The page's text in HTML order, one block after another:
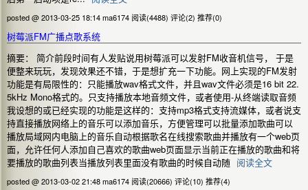
posted @ 2013-03-25 18:14 ma6174 阅读(4488) 评论(2) 推荐(0)
树莓派FM广播点歌系统
摘要： 简介前段时间有人发贴说用树莓派可以发射FM收音机信号， 于是
便整来玩玩，发现效果还不错，于是想扩充一下功能。网上实现的FM发射
功能是有局限性的：只能播放wav格式文件，并且wav文件必须是16 bit 22.
5kHz Mono格式的。只支持播放本地音频文件，或者使用-从终端读取音频
我设想的或已经实现的功能是这样的：支持mp3格式支持流媒体，或者说支
持直接播放网络上的音乐可以添加音乐，方便管理可以批量添加歌曲可以
播放局域网内电脑上的音乐自动根据歌名在线搜索歌曲并播放有一个web页
面，允许任何人添加自己喜欢的歌曲web页面显示当前正在播放的歌曲和将
要播放的歌曲列表当播放列表里面没有歌曲的时候自动随 阅读全文
posted @ 2013-03-02 21:48 ma6174 阅读(20666) 评论(10) 推荐(4)